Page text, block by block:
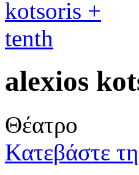
alexios
Θέατρο
Κατεβάστε